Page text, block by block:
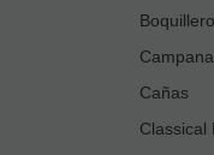
Cañas
Classical